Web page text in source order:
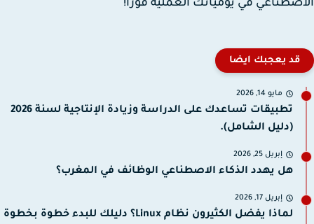
في يومياتك العملية فوراً!
قد يعجبك ايضا
مايو 14, 2026
تطبيقات تساعدك على الدراسة وزيادة الإنتاجية لسنة 2026
(دليل الشامل).
إبريل 25, 2026
هل يهدد الذكاء الاصطناعي الوظائف في المغرب؟
إبريل 17, 2026
لماذا يفضل الكثيرون نظام Linux؟ دليلك للبدء خطوة بخطوة